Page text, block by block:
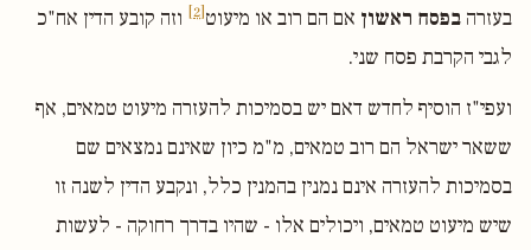
בעזרה בפסח ראשון אם הם רוב או מיעוט[2]
וזה קובע הדין אח"כ
לגבי הקרבת פסח שני.
ועפי"ז הוסיף לחדש דאם יש בסמיכות להעזרה מיעוט טמאים, אף
ששאר ישראל הם רוב טמאים, מ"מ כיון שאינם נמצאים שם
בסמיכות להעזרה אינם נמנין בהמנין כלל, ונקבע הדין לשנה זו
שיש מיעוט טמאים, ויכולים אלו - שהיו בדרך רחוקה - לעשות